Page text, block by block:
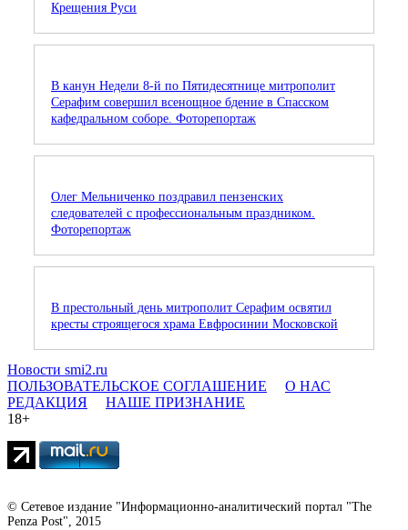
Крещения Руси
В канун Недели 8-й по Пятидесятнице митрополит
Серафим совершил всенощное бдение в Спасском
кафедральном соборе. Фоторепортаж
Олег Мельниченко поздравил пензенских
следователей с профессиональным праздником.
Фоторепортаж
В престольный день митрополит Серафим освятил
кресты строящегося храма Евфросинии Московской
Новости smi2.ru
ПОЛЬЗОВАТЕЛЬСКОЕ СОГЛАШЕНИЕ
О НАС
РЕДАКЦИЯ
НАШЕ ПРИЗНАНИЕ
18+
© Сетевое издание "Информационно-аналитический портал "The
Penza Post", 2015